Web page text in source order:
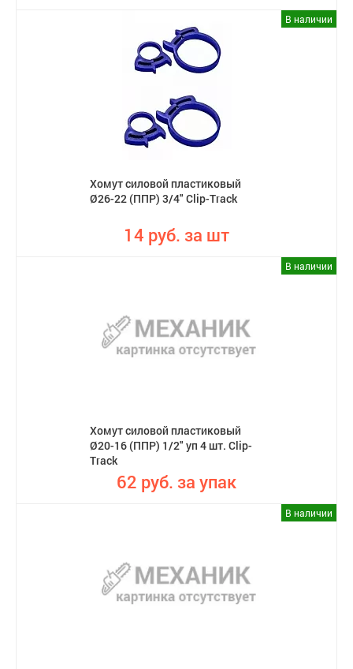
В наличии
Хомут силовой пластиковый
Ø26-22 (ППР) 3/4" Clip-Track
14 руб. за шт
В наличии
Хомут силовой пластиковый
Ø20-16 (ППР) 1/2" уп 4 шт. Clip-
Track
62 руб. за упак
В наличии